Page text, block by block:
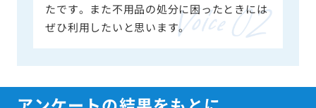
たです。また不用品の処分に困ったときには
ぜひ利用したいと思います。